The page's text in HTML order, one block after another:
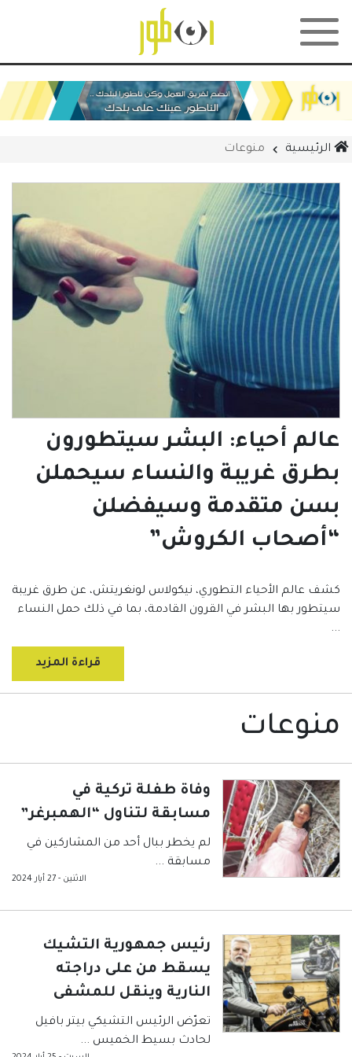
الرئيسية منوعات
عالم أحياء: البشر سيتطورون
بطرق غريبة والنساء سيحملن
بسن متقدمة وسيفضلن
“أصحاب الكروش”
كشف عالم الأحياء التطوري، نيكولاس لونغريتش، عن طرق غريبة
سيتطور بها البشر في القرون القادمة، بما في ذلك حمل النساء
...
قراءة المزيد
منوعات
وفاة طفلة تركية في
مسابقة لتناول “الهمبرغر”
لم يخطر ببال أحد من المشاركين في
مسابقة ...
الاثنين - 27 أيار 2024
رئيس جمهورية التشيك
يسقط من على دراجته
النارية وينقل للمشفى
تعرّض الرئيس التشيكي بيتر بافيل
لحادث بسيط الخميس ...